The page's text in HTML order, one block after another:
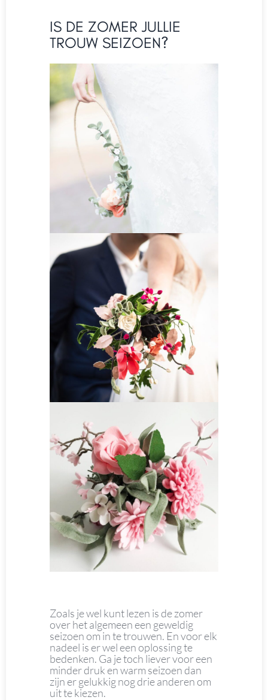
IS DE ZOMER JULLIE
TROUW SEIZOEN?
Zoals je wel kunt lezen is de zomer
over het algemeen een geweldig
seizoen om in te trouwen. En voor elk
nadeel is er wel een oplossing te
bedenken. Ga je toch liever voor een
minder druk en warm seizoen dan
zijn er gelukkig nog drie anderen om
uit te kiezen.